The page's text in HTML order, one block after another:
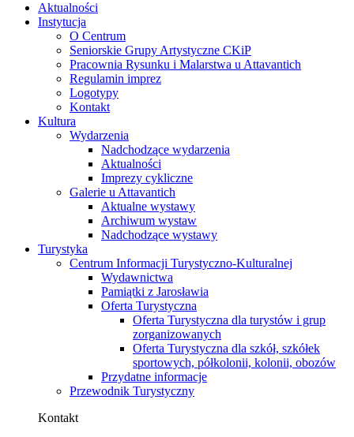
Aktualności
Instytucja
O Centrum
Seniorskie Grupy Artystyczne CKiP
Pracownia Rysunku i Malarstwa u Attavantich
Regulamin imprez
Logotypy
Kontakt
Kultura
Wydarzenia
Nadchodzące wydarzenia
Aktualności
Imprezy cykliczne
Galerie u Attavantich
Aktualne wystawy
Archiwum wystaw
Nadchodzące wystawy
Turystyka
Centrum Informacji Turystyczno-Kulturalnej
Wydawnictwa
Pamiątki z Jarosławia
Oferta Turystyczna
Oferta Turystyczna dla turystów i grup
zorganizowanych
Oferta Turystyczna dla szkół, szkółek
sportowych, półkolonii, kolonii, obozów
Przydatne informacje
Przewodnik Turystyczny
Kontakt